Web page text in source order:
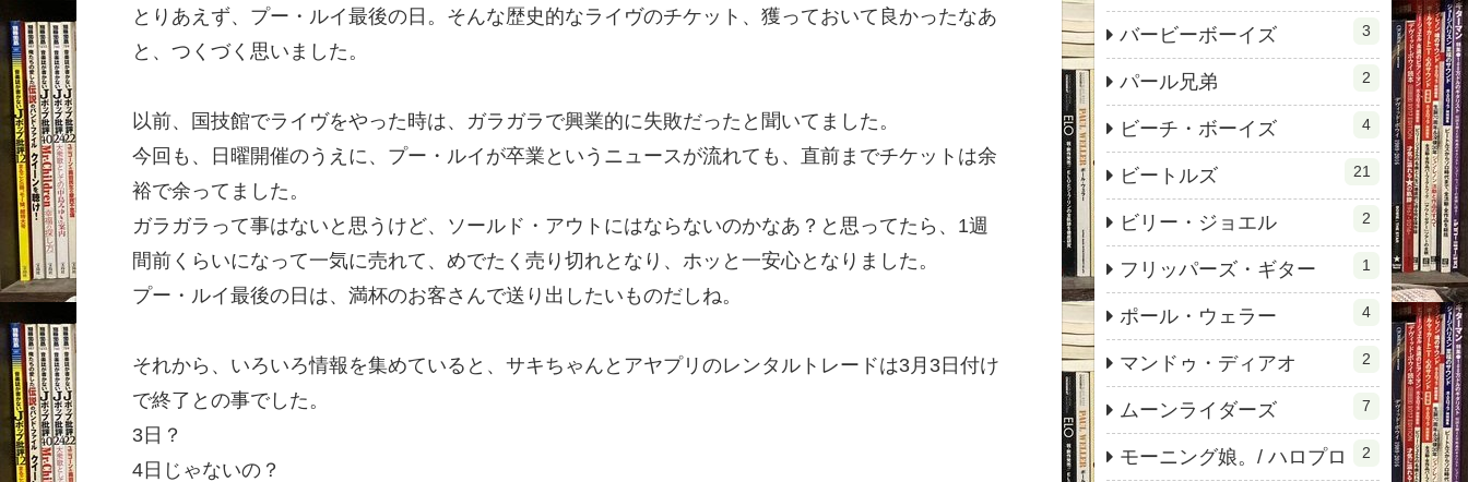
とりあえず、プー・ルイ最後の日。そんな歴史的なライヴのチケット、獲っておいて良かったなあ
と、つくづく思いました。
以前、国技館でライヴをやった時は、ガラガラで興業的に失敗だったと聞いてました。
今回も、日曜開催のうえに、プー・ルイが卒業というニュースが流れても、直前までチケットは余
裕で余ってました。
ガラガラって事はないと思うけど、ソールド・アウトにはならないのかなあ？と思ってたら、1週
間前くらいになって一気に売れて、めでたく売り切れとなり、ホッと一安心となりました。
プー・ルイ最後の日は、満杯のお客さんで送り出したいものだしね。
それから、いろいろ情報を集めていると、サキちゃんとアヤプリのレンタルトレードは3月3日付け
で終了との事でした。
3日？
4日じゃないの？
バービーボーイズ 3
パール兄弟 2
ビーチ・ボーイズ 4
ビートルズ 21
ビリー・ジョエル 2
フリッパーズ・ギター 1
ポール・ウェラー 4
マンドゥ・ディアオ 2
ムーンライダーズ 7
モーニング娘。/ ハロプロ 2